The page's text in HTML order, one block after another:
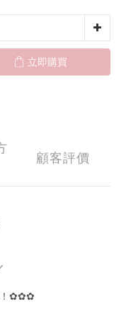
立即購買
顧客評價
！✿✿✿